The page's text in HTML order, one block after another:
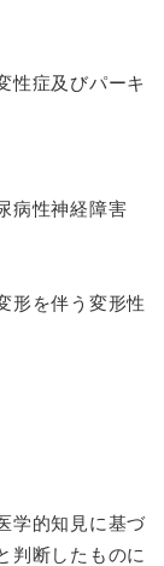
性症及びパーキ
病性神経障害
形を伴う変形性
学的知見に基づ
判断したものに